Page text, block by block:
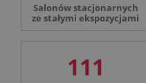
Salonów stacjonarnych
ze stałymi ekspozycjami
111